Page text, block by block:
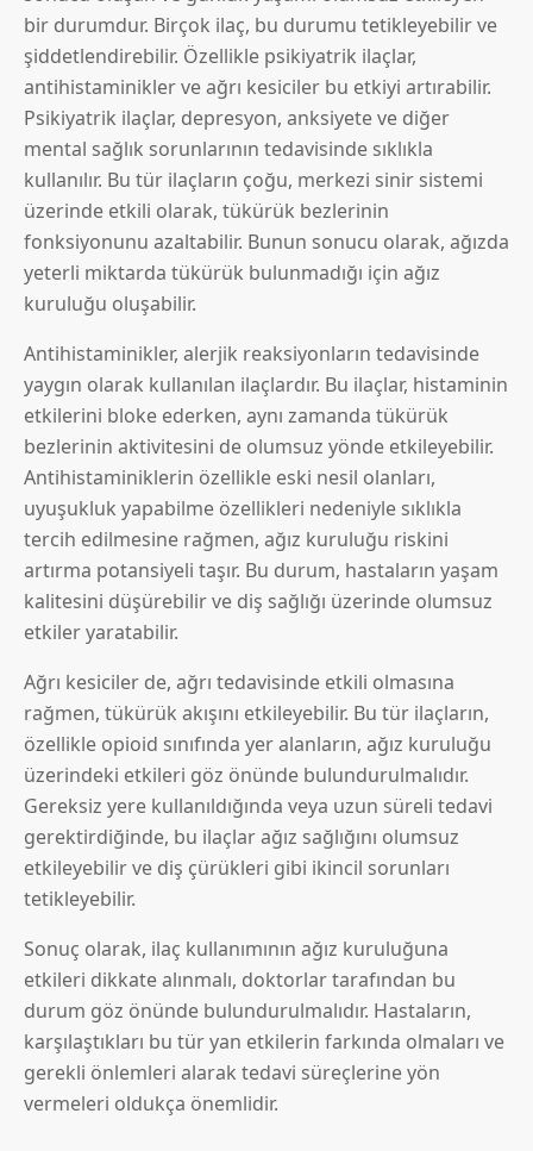
bir durumdur. Birçok ilaç, bu durumu tetikleyebilir ve
şiddetlendirebilir. Özellikle psikiyatrik ilaçlar,
antihistaminikler ve ağrı kesiciler bu etkiyi artırabilir.
Psikiyatrik ilaçlar, depresyon, anksiyete ve diğer
mental sağlık sorunlarının tedavisinde sıklıkla
kullanılır. Bu tür ilaçların çoğu, merkezi sinir sistemi
üzerinde etkili olarak, tükürük bezlerinin
fonksiyonunu azaltabilir. Bunun sonucu olarak, ağızda
yeterli miktarda tükürük bulunmadığı için ağız
kuruluğu oluşabilir.
Antihistaminikler, alerjik reaksiyonların tedavisinde
yaygın olarak kullanılan ilaçlardır. Bu ilaçlar, histaminin
etkilerini bloke ederken, aynı zamanda tükürük
bezlerinin aktivitesini de olumsuz yönde etkileyebilir.
Antihistaminiklerin özellikle eski nesil olanları,
uyuşukluk yapabilme özellikleri nedeniyle sıklıkla
tercih edilmesine rağmen, ağız kuruluğu riskini
artırma potansiyeli taşır. Bu durum, hastaların yaşam
kalitesini düşürebilir ve diş sağlığı üzerinde olumsuz
etkiler yaratabilir.
Ağrı kesiciler de, ağrı tedavisinde etkili olmasına
rağmen, tükürük akışını etkileyebilir. Bu tür ilaçların,
özellikle opioid sınıfında yer alanların, ağız kuruluğu
üzerindeki etkileri göz önünde bulundurulmalıdır.
Gereksiz yere kullanıldığında veya uzun süreli tedavi
gerektirdiğinde, bu ilaçlar ağız sağlığını olumsuz
etkileyebilir ve diş çürükleri gibi ikincil sorunları
tetikleyebilir.
Sonuç olarak, ilaç kullanımının ağız kuruluğuna
etkileri dikkate alınmalı, doktorlar tarafından bu
durum göz önünde bulundurulmalıdır. Hastaların,
karşılaştıkları bu tür yan etkilerin farkında olmaları ve
gerekli önlemleri alarak tedavi süreçlerine yön
vermeleri oldukça önemlidir.